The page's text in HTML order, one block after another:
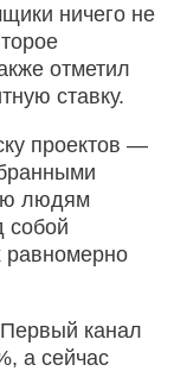
ничего не
отметил
ставку.
проектов —
людям
собой
равномерно
Первый канал
а сейчас